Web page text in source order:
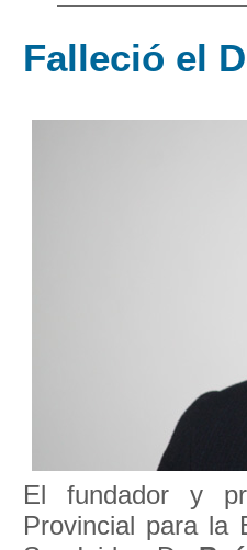
Falleció el
El fundador y
Provincial para la